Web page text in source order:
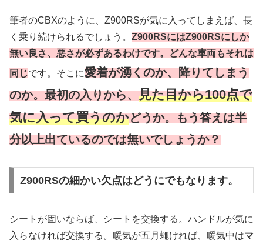
筆者のCBXのように、Z900RSが気に入ってしまえば、長
く乗り続けられるでしょう。 Z900RSにはZ900RSにしか
無い良さ、悪さが必ずあるわけです。どんな車両もそれは
同じです。そこに愛着が湧くのか、降りてしまう
のか。最初の入りから、見た目から100点で
気に入って買うのかどうか。もう答えは半
分以上出ているのでは無いでしょうか？
Z900RSの細かい欠点はどうにでもなります。
シートが固いならば、シートを交換する。ハンドルが気に
入らなければ交換する。暖気が五月蠅ければ、暖気中はマ